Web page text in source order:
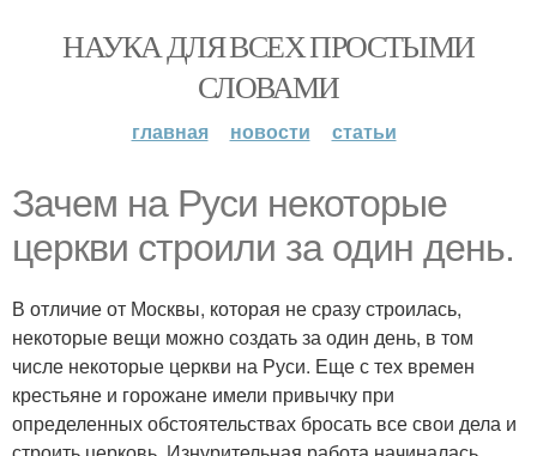
НАУКА ДЛЯ ВСЕХ ПРОСТЫМИ
СЛОВАМИ
главная новости статьи
Зачем на Руси некоторые
церкви строили за один день.
В отличие от Москвы, которая не сразу строилась,
некоторые вещи можно создать за один день, в том
числе некоторые церкви на Руси. Еще с тех времен
крестьяне и горожане имели привычку при
определенных обстоятельствах бросать все свои дела и